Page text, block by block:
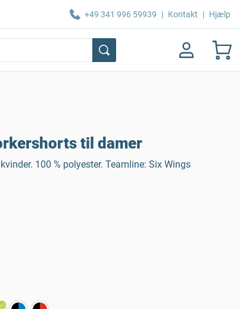
+49 341 996 59939 | Kontakt | Hjælp
til damer
100 % polyester. Teamline: Six Wings